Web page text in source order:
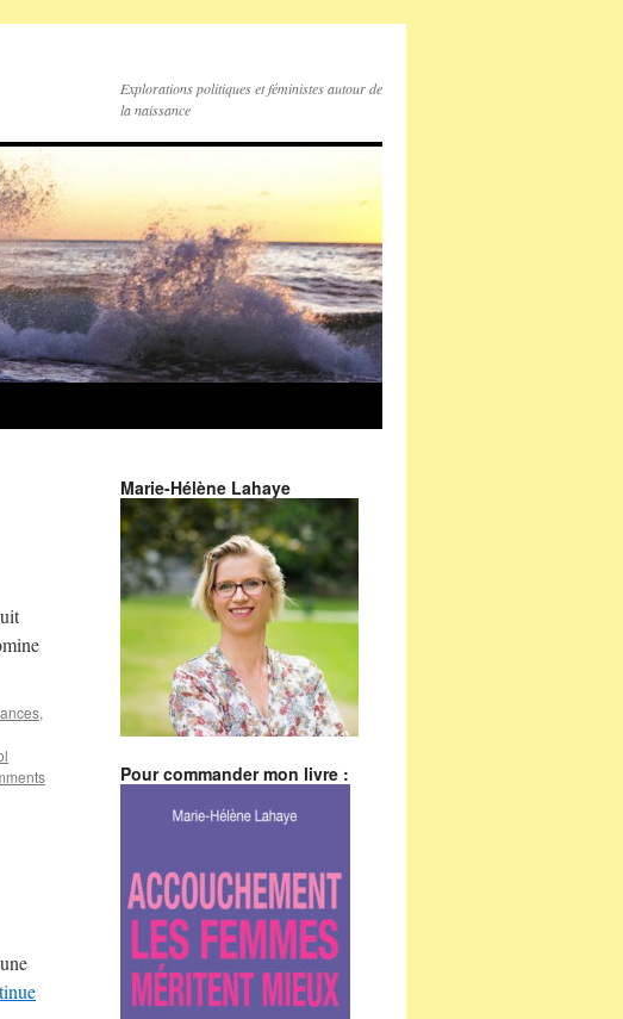
Explorations politiques et féministes autour de
la naissance
,
Marie-Hélène Lahaye
Pour commander mon livre :